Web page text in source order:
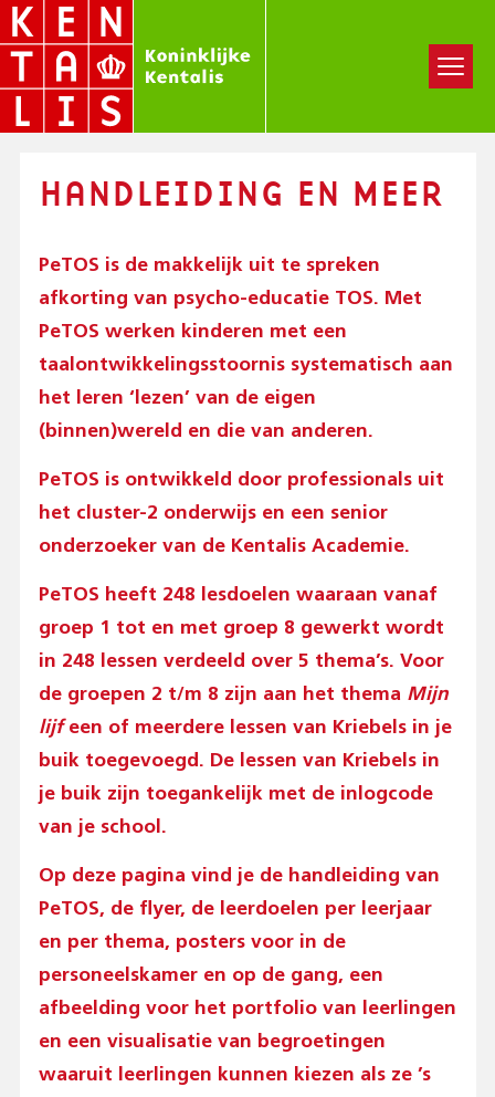
Overslaan
en
de
inhoud
HANDLEIDING EN MEER
PeTOS is de makkelijk uit te spreken
afkorting van psycho-educatie TOS. Met
PeTOS werken kinderen met een
taalontwikkelingsstoornis systematisch aan
het leren ‘lezen’ van de eigen
(binnen)wereld en die van anderen.
PeTOS is ontwikkeld door professionals uit
het cluster-2 onderwijs en een senior
onderzoeker van de Kentalis Academie.
PeTOS heeft 248 lesdoelen waaraan vanaf
groep 1 tot en met groep 8 gewerkt wordt
in 248 lessen verdeeld over 5 thema’s. Voor
de groepen 2 t/m 8 zijn aan het thema Mijn
lijf een of meerdere lessen van Kriebels in je
buik toegevoegd. De lessen van Kriebels in
je buik zijn toegankelijk met de inlogcode
van je school.
Op deze pagina vind je de handleiding van
PeTOS, de flyer, de leerdoelen per leerjaar
en per thema, posters voor in de
personeelskamer en op de gang, een
afbeelding voor het portfolio van leerlingen
en een visualisatie van begroetingen
waaruit leerlingen kunnen kiezen als ze ’s